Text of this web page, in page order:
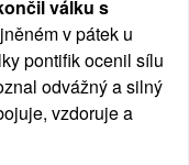
válku s
v pátek u
pontifik ocenil sílu
odvážný a silný
vzdoruje a